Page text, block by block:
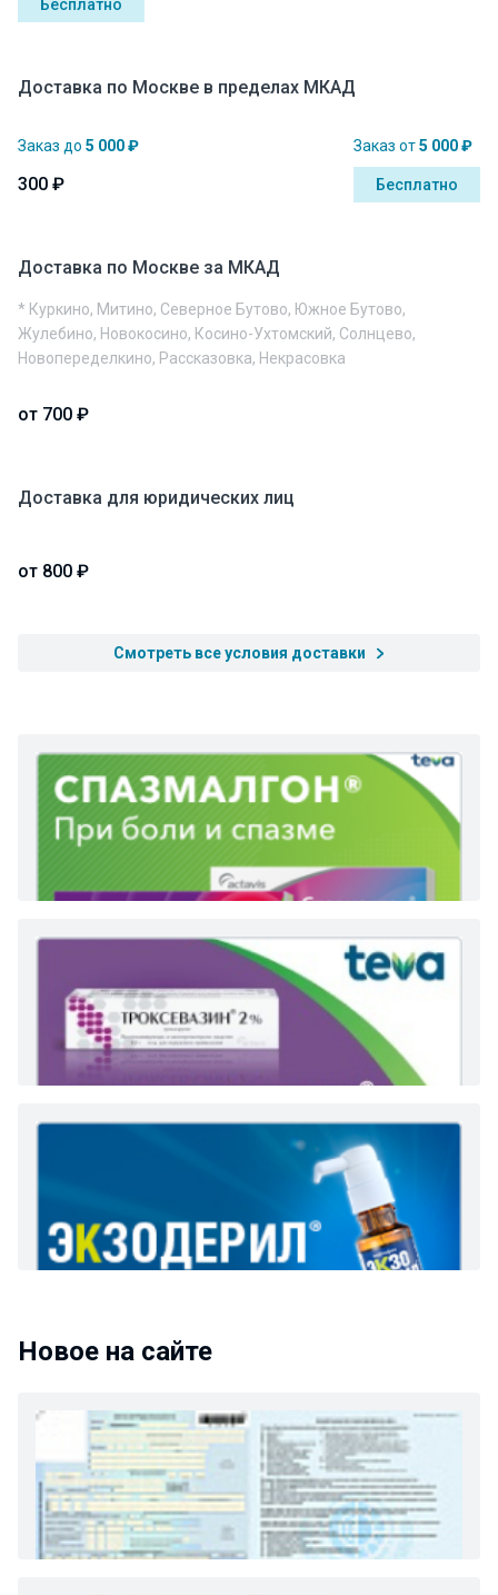
Бесплатно
Доставка по Москве в пределах МКАД
Заказ до 5 000 ₽
300 ₽
Заказ от5 000 ₽
Бесплатно
Доставка по Москве за МКАД
* Куркино, Митино, Северное Бутово, Южное Бутово,
Жулебино, Новокосино, Косино-Ухтомский, Солнцево,
Новопеределкино, Рассказовка, Некрасовка
от 700 ₽
Доставка для юридических лиц
от 800 ₽
Смотреть все условия доставки
Новое на сайте